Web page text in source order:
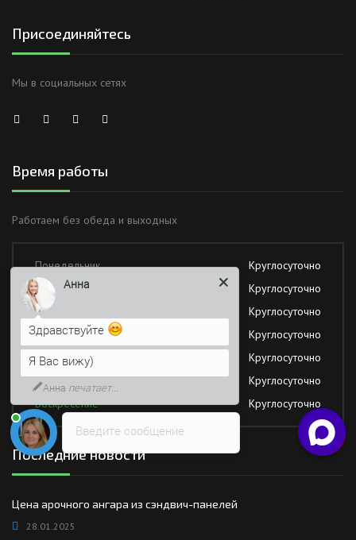
Присоединяйтесь
Мы в социальных сетях
Время работы
Работаем без обеда и выходных
Понедельник
Круглосуточно
Вторник
Круглосуточно
Среда
Круглосуточно
Четверг
Круглосуточно
Пятница
Круглосуточно
Суббота
Круглосуточно
Воскресение
Круглосуточно
Последние новости
Цена арочного ангара из сэндвич-панелей
28.01.2025
Введите сообщение
Анна
Здравствуйте
Я Вас вижу)
Анна печатает...